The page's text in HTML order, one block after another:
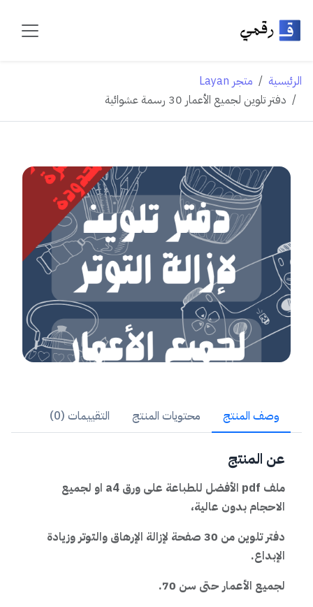
الرئيسية
متجر Layan
دفتر تلوين لجميع الأعمار 30 رسمة عشوائية
وصف المنتج محتويات المنتج التقييمات (0)
عن المنتج
ملف pdf الأفضل للطباعة على ورق a4 او لجميع
الاحجام بدون عالية،
دفتر تلوين من 30 صفحة لإزالة الإرهاق والتوتر وزيادة
الإبداع.
لجميع الأعمار حتى سن 70.